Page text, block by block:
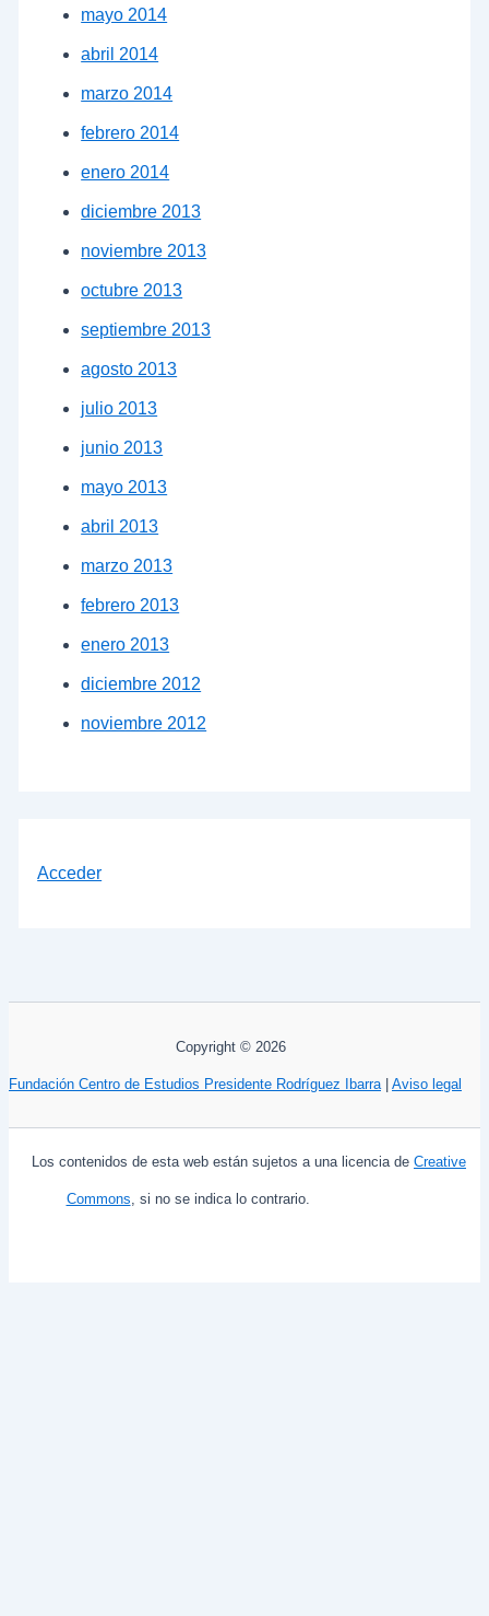
mayo 2014
abril 2014
marzo 2014
febrero 2014
enero 2014
diciembre 2013
noviembre 2013
octubre 2013
septiembre 2013
agosto 2013
julio 2013
junio 2013
mayo 2013
abril 2013
marzo 2013
febrero 2013
enero 2013
diciembre 2012
noviembre 2012
Acceder
Copyright © 2026
Fundación Centro de Estudios Presidente Rodríguez Ibarra| Aviso legal
Los contenidos de esta web están sujetos a una licencia de Creative
Commons, si no se indica lo contrario.